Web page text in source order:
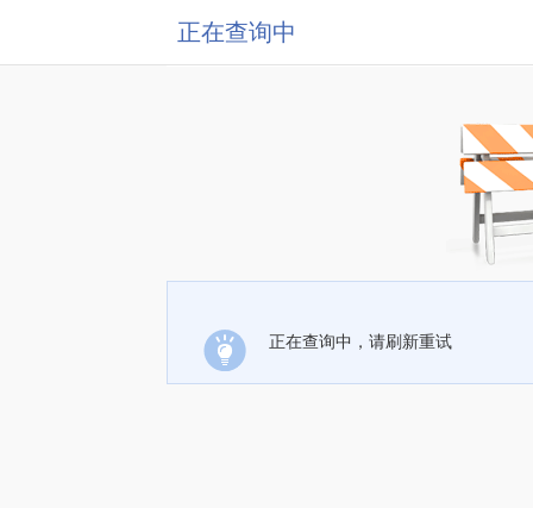
正在查询中
正在查询中，请刷新重试